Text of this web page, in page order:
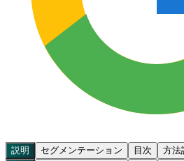
説明 セグメンテーション 目次 方法